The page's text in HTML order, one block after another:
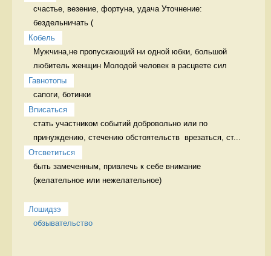
счастье, везение, фортуна, удача Уточнение:
бездельничать (
Кобель
Мужчина,не пропускающий ни одной юбки, большой
любитель женщин Молодой человек в расцвете сил
Гавнотопы
сапоги, ботинки
Вписаться
стать участником событий добровольно или по
принуждению, стечению обстоятельств  врезаться, ст...
Отсветиться
быть замеченным, привлечь к себе внимание
(желательное или нежелательное)
Лошидзэ
обзывательство